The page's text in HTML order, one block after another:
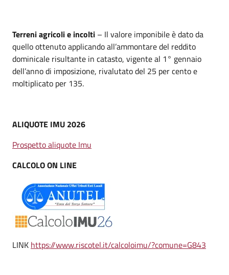
Terreni agricoli e incolti – Il valore imponibile è dato da
quello ottenuto applicando all’ammontare del reddito
dominicale risultante in catasto, vigente al 1° gennaio
dell’anno di imposizione, rivalutato del 25 per cento e
moltiplicato per 135.
ALIQUOTE IMU 2026
Prospetto aliquote Imu
CALCOLO ON LINE
LINK https://www.riscotel.it/calcoloimu/?comune=G843